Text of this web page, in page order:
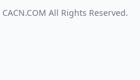
CACN.COM All Rights Reserved.